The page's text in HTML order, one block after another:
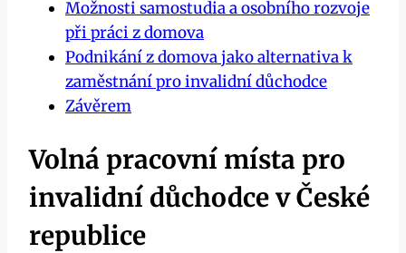
Možnosti samostudia a osobního rozvoje
při práci z domova
Podnikání z domova jako alternativa k
zaměstnání pro invalidní důchodce
Závěrem
Volná pracovní místa pro
invalidní důchodce v České
republice